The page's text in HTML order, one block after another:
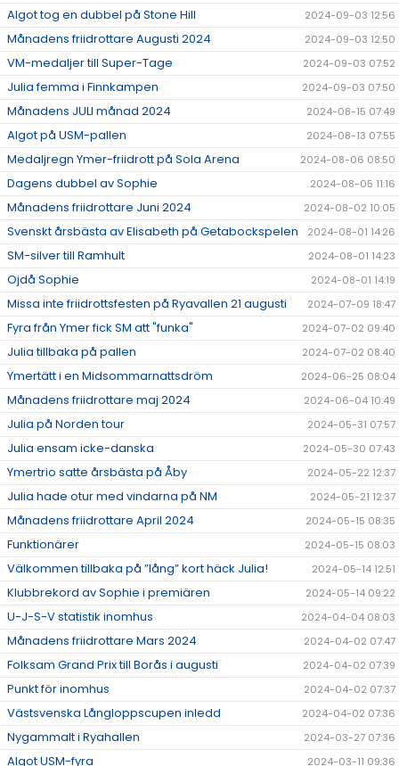
Algot tog en dubbel på Stone Hill 2024-09-03 12:56
Månadens friidrottare Augusti 2024 2024-09-03 12:50
VM-medaljer till Super-Tage 2024-09-03 07:52
Julia femma i Finnkampen 2024-09-03 07:50
Månadens JULI månad 2024 2024-08-15 07:49
Algot på USM-pallen 2024-08-13 07:55
Medaljregn Ymer-friidrott på Sola Arena 2024-08-06 08:50
Dagens dubbel av Sophie 2024-08-05 11:16
Månadens friidrottare Juni 2024 2024-08-02 10:05
Svenskt årsbästa av Elisabeth på Getabockspelen 2024-08-01 14:26
SM-silver till Ramhult 2024-08-01 14:23
Ojdå Sophie 2024-08-01 14:19
Missa inte friidrottsfesten på Ryavallen 21 augusti 2024-07-09 18:47
Fyra från Ymer fick SM att "funka" 2024-07-02 09:40
Julia tillbaka på pallen 2024-07-02 08:40
Ymertätt i en Midsommarnattsdröm 2024-06-25 08:04
Månadens friidrottare maj 2024 2024-06-04 10:49
Julia på Norden tour 2024-05-31 07:57
Julia ensam icke-danska 2024-05-30 07:43
Ymertrio satte årsbästa på Åby 2024-05-22 12:37
Julia hade otur med vindarna på NM 2024-05-21 12:37
Månadens friidrottare April 2024 2024-05-15 08:35
Funktionärer 2024-05-15 08:03
Välkommen tillbaka på ”lång” kort häck Julia! 2024-05-14 12:51
Klubbrekord av Sophie i premiären 2024-05-14 09:22
U-J-S-V statistik inomhus 2024-04-04 08:03
Månadens friidrottare Mars 2024 2024-04-02 07:47
Folksam Grand Prix till Borås i augusti 2024-04-02 07:39
Punkt för inomhus 2024-04-02 07:37
Västsvenska Långloppscupen inledd 2024-04-02 07:36
Nygammalt i Ryahallen 2024-03-27 07:36
Algot USM-fyra 2024-03-11 09:36